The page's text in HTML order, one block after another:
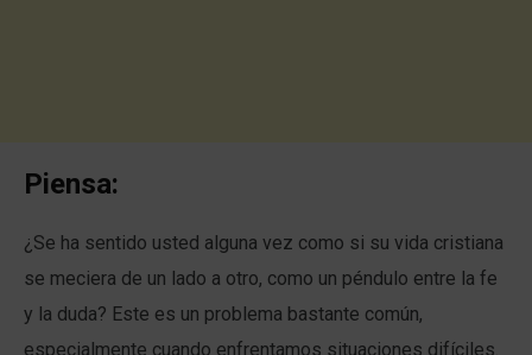
Piensa:
¿Se ha sentido usted alguna vez como si su vida cristiana
se meciera de un lado a otro, como un péndulo entre la fe
y la duda? Este es un problema bastante común,
especialmente cuando enfrentamos situaciones difíciles.